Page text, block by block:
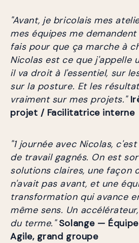
"Avant, je bricolais mes
mes équipes me
fais pour que ça marche à
Nicolas est ce que j'appelle
il va droit à l'essentiel, sur
sur la posture. Et les
vraiment sur mes projets."
projet / Facilitatrice interne
"1 journée avec Nicolas,
de travail gagnés. On est
solutions claires, une façon
n'avait pas avant, et une
transformation qui avance
même sens. Un
du terme." Solange —
Agile, grand groupe